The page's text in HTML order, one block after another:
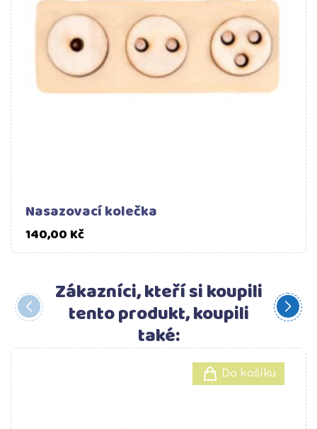
Nasazovací kolečka
140,00 KčCena
Zákazníci, kteří si koupili
tento produkt, koupili
také:
Do košíku